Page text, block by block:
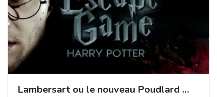
Lambersart ou le nouveau Poudlard …